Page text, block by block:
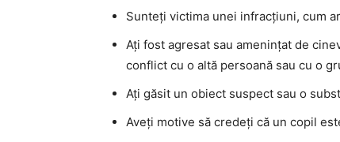
Sunteți victima unei infracțiuni, cum
Ați fost agresat sau amenințat de
conflict cu o altă persoană sau cu o
Ați găsit un obiect suspect sau o
Aveți motive să credeți că un copil